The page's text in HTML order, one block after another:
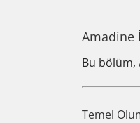
Amadine
Bu bölüm,
Temel